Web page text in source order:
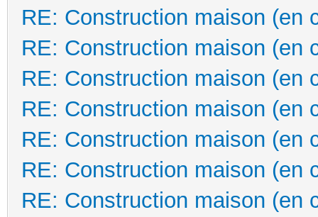
RE: Construction maison (en
RE: Construction maison (en
RE: Construction maison (en
RE: Construction maison (en
RE: Construction maison (en
RE: Construction maison (en
RE: Construction maison (en